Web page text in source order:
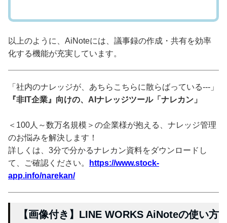
以上のように、AiNoteには、議事録の作成・共有を効率
化する機能が充実しています。
「社内のナレッジが、あちらこちらに散らばっている---」
『非IT企業』向けの、AIナレッジツール「ナレカン」
＜100人～数万名規模＞の企業様が抱える、ナレッジ管理
のお悩みを解決します！
詳しくは、3分で分かるナレカン資料をダウンロードし
て、ご確認ください。
https://www.stock-
app.info/narekan/
【画像付き】LINE WORKS AiNoteの使い方